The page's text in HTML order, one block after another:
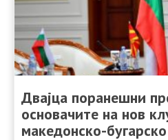
Двајца поранешни
основачите на нов
македонско-